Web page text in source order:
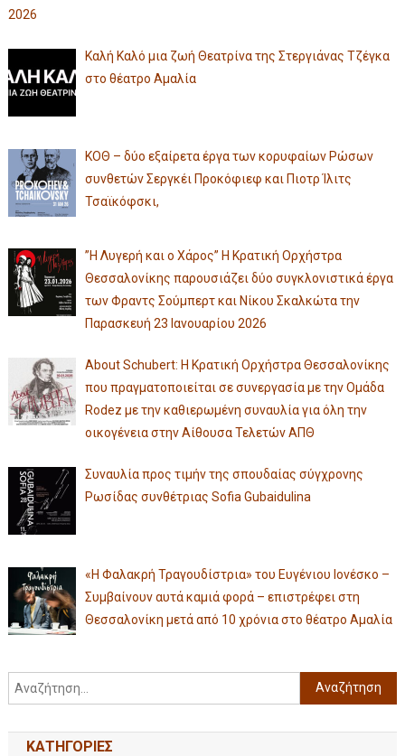
2026
Καλή Καλό μια ζωή Θεατρίνα της Στεργιάνας Τζέγκα
στο θέατρο Αμαλία
ΚΟΘ – δύο εξαίρετα έργα των κορυφαίων Ρώσων
συνθετών Σεργκέι Προκόφιεφ και Πιοτρ Ίλιτς
Τσαϊκόφσκι,
”Η Λυγερή και ο Χάρος” Η Κρατική Ορχήστρα
Θεσσαλονίκης παρουσιάζει δύο συγκλονιστικά έργα
των Φραντς Σούμπερτ και Νίκου Σκαλκώτα την
Παρασκευή 23 Ιανουαρίου 2026
About Schubert: Η Κρατική Ορχήστρα Θεσσαλονίκης
που πραγματοποιείται σε συνεργασία με την Ομάδα
Rodez με την καθιερωμένη συναυλία για όλη την
οικογένεια στην Αίθουσα Τελετών ΑΠΘ
Συναυλία προς τιμήν της σπουδαίας σύγχρονης
Ρωσίδας συνθέτριας Sofia Gubaidulina
«Η Φαλακρή Τραγουδίστρια» του Ευγένιου Ιονέσκο –
Συμβαίνουν αυτά καμιά φορά – επιστρέφει στη
Θεσσαλονίκη μετά από 10 χρόνια στο θέατρο Αμαλία
KΑΤΗΓΟΡΊΕΣ